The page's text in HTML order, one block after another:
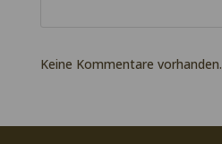
Keine Kommentare vorhanden.